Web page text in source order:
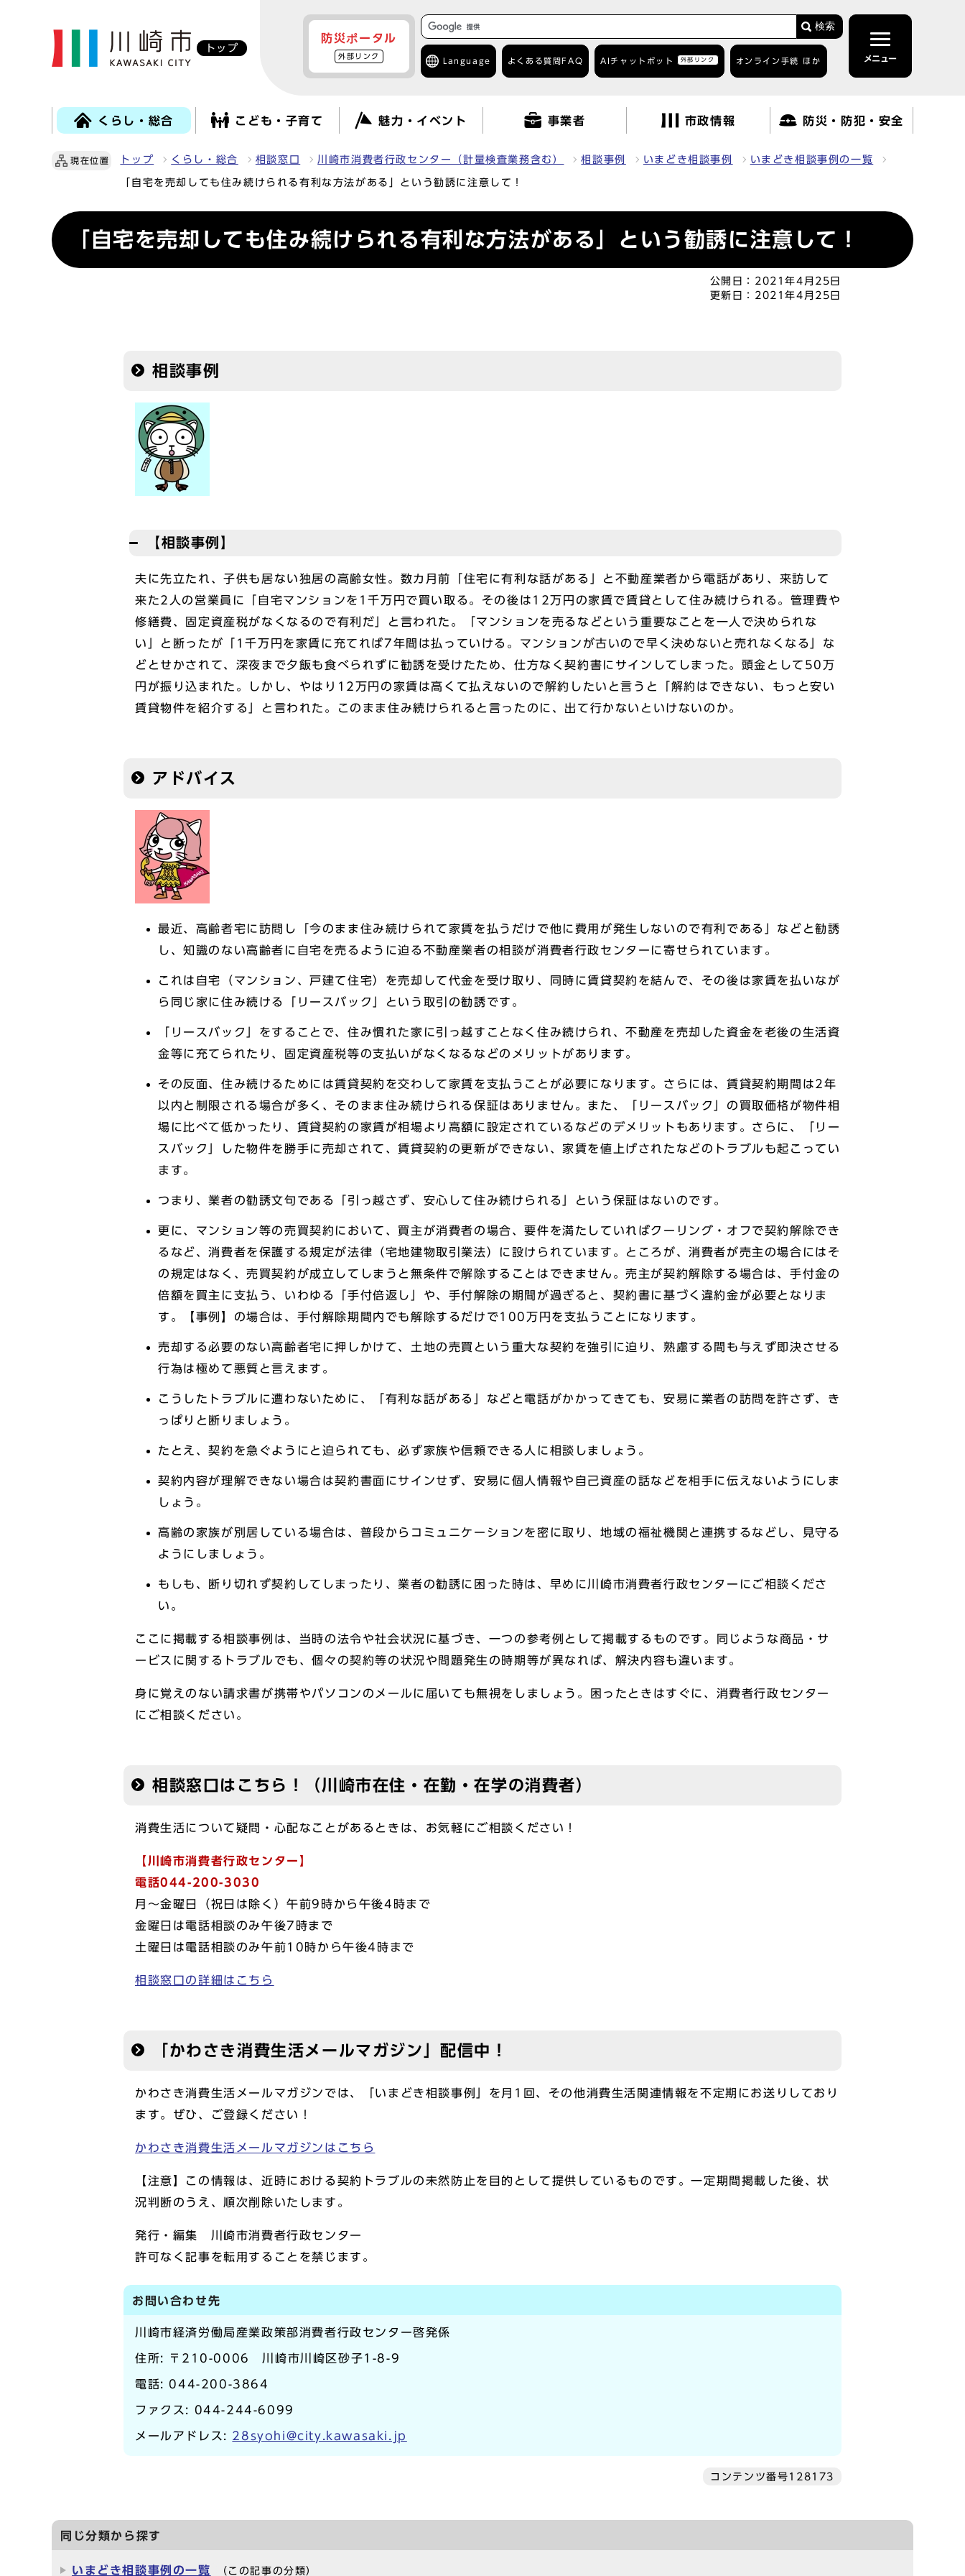
トップ
防災ポータル
外部リンク
検索
Language よくある質問 FAQ AIチャットボット 外部リンク オンライン手続 ほか メニュー
くらし・総合 こども・子育て 魅力・イベント 事業者 市政情報 防災・防犯・安全
現在位置 トップ くらし・総合 相談窓口 川崎市消費者行政センター（計量検査業務含む） 相談事例 いまどき相談事例 いまどき相談事例の一覧
「自宅を売却しても住み続けられる有利な方法がある」という勧誘に注意して！
「自宅を売却しても住み続けられる有利な方法がある」という勧誘に注意して！
公開日： 2021年4月25日
更新日： 2021年4月25日
相談事例
【相談事例】
夫に先立たれ、子供も居ない独居の高齢女性。数カ月前「住宅に有利な話がある」と不動産業者から電話があり、来訪して
来た2人の営業員に「自宅マンションを1千万円で買い取る。その後は12万円の家賃で賃貸として住み続けられる。管理費や
修繕費、固定資産税がなくなるので有利だ」と言われた。「マンションを売るなどという重要なことを一人で決められな
い」と断ったが「1千万円を家賃に充てれば7年間は払っていける。マンションが古いので早く決めないと売れなくなる」な
どとせかされて、深夜まで夕飯も食べられずに勧誘を受けたため、仕方なく契約書にサインしてしまった。頭金として50万
円が振り込まれた。しかし、やはり12万円の家賃は高くて払えないので解約したいと言うと「解約はできない、もっと安い
賃貸物件を紹介する」と言われた。このまま住み続けられると言ったのに、出て行かないといけないのか。
アドバイス
最近、高齢者宅に訪問し「今のまま住み続けられて家賃を払うだけで他に費用が発生しないので有利である」などと勧誘
し、知識のない高齢者に自宅を売るように迫る不動産業者の相談が消費者行政センターに寄せられています。
これは自宅（マンション、戸建て住宅）を売却して代金を受け取り、同時に賃貸契約を結んで、その後は家賃を払いなが
ら同じ家に住み続ける「リースバック」という取引の勧誘です。
「リースバック」をすることで、住み慣れた家に引っ越すことなく住み続けられ、不動産を売却した資金を老後の生活資
金等に充てられたり、固定資産税等の支払いがなくなるなどのメリットがあります。
その反面、住み続けるためには賃貸契約を交わして家賃を支払うことが必要になります。さらには、賃貸契約期間は2年
以内と制限される場合が多く、そのまま住み続けられる保証はありません。また、「リースバック」の買取価格が物件相
場に比べて低かったり、賃貸契約の家賃が相場より高額に設定されているなどのデメリットもあります。さらに、「リー
スバック」した物件を勝手に売却されて、賃貸契約の更新ができない、家賃を値上げされたなどのトラブルも起こってい
ます。
つまり、業者の勧誘文句である「引っ越さず、安心して住み続けられる」という保証はないのです。
更に、マンション等の売買契約において、買主が消費者の場合、要件を満たしていればクーリング・オフで契約解除でき
るなど、消費者を保護する規定が法律（宅地建物取引業法）に設けられています。ところが、消費者が売主の場合にはそ
の規定はなく、売買契約が成立してしまうと無条件で解除することはできません。売主が契約解除する場合は、手付金の
倍額を買主に支払う、いわゆる「手付倍返し」や、手付解除の期間が過ぎると、契約書に基づく違約金が必要となりま
す。【事例】の場合は、手付解除期間内でも解除するだけで100万円を支払うことになります。
売却する必要のない高齢者宅に押しかけて、土地の売買という重大な契約を強引に迫り、熟慮する間も与えず即決させる
行為は極めて悪質と言えます。
こうしたトラブルに遭わないために、「有利な話がある」などと電話がかかってきても、安易に業者の訪問を許さず、き
っぱりと断りましょう。
たとえ、契約を急ぐようにと迫られても、必ず家族や信頼できる人に相談しましょう。
契約内容が理解できない場合は契約書面にサインせず、安易に個人情報や自己資産の話などを相手に伝えないようにしま
しょう。
高齢の家族が別居している場合は、普段からコミュニケーションを密に取り、地域の福祉機関と連携するなどし、見守る
ようにしましょう。
もしも、断り切れず契約してしまったり、業者の勧誘に困った時は、早めに川崎市消費者行政センターにご相談くださ
い。
ここに掲載する相談事例は、当時の法令や社会状況に基づき、一つの参考例として掲載するものです。同じような商品・サ
ービスに関するトラブルでも、個々の契約等の状況や問題発生の時期等が異なれば、解決内容も違います。
身に覚えのない請求書が携帯やパソコンのメールに届いても無視をしましょう。困ったときはすぐに、消費者行政センター
にご相談ください。
相談窓口はこちら！（川崎市在住・在勤・在学の消費者）
消費生活について疑問・心配なことがあるときは、お気軽にご相談ください！
【川崎市消費者行政センター】
電話044-200-3030
月～金曜日（祝日は除く）午前9時から午後4時まで
金曜日は電話相談のみ午後7時まで
土曜日は電話相談のみ午前10時から午後4時まで
相談窓口の詳細はこちら
「かわさき消費生活メールマガジン」配信中！
かわさき消費生活メールマガジンでは、「いまどき相談事例」を月1回、その他消費生活関連情報を不定期にお送りしており
ます。ぜひ、ご登録ください！
かわさき消費生活メールマガジンはこちら
【注意】この情報は、近時における契約トラブルの未然防止を目的として提供しているものです。一定期間掲載した後、状
況判断のうえ、順次削除いたします。
発行・編集 川崎市消費者行政センター
許可なく記事を転用することを禁じます。
お問い合わせ先
川崎市経済労働局産業政策部消費者行政センター啓発係
住所: 〒210-0006 川崎市川崎区砂子1-8-9
電話: 044-200-3864
ファクス: 044-244-6099
メールアドレス: 28syohi@city.kawasaki.jp
コンテンツ番号128173
同じ分類から探す
いまどき相談事例の一覧 （この記事の分類）